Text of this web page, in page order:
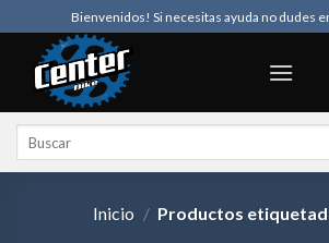
to
content
Bienvenidos! Si necesitas ayuda no dudes
Inicio / Productos